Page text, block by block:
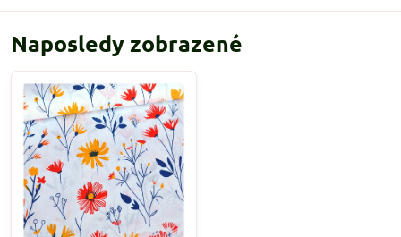
Naposledy zobrazené